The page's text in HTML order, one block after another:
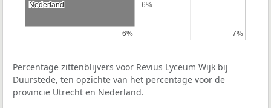
6%
6% 7%
7%
Nederland
Nederland 6%
6%
Percentage zittenblijvers voor Revius Lyceum Wijk bij
Duurstede, ten opzichte van het percentage voor de
provincie Utrecht en Nederland.